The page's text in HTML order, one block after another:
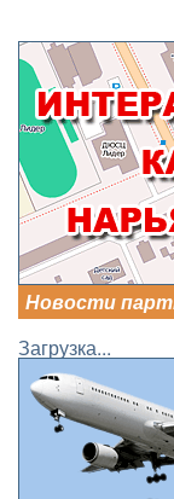
Новости
Загрузка...